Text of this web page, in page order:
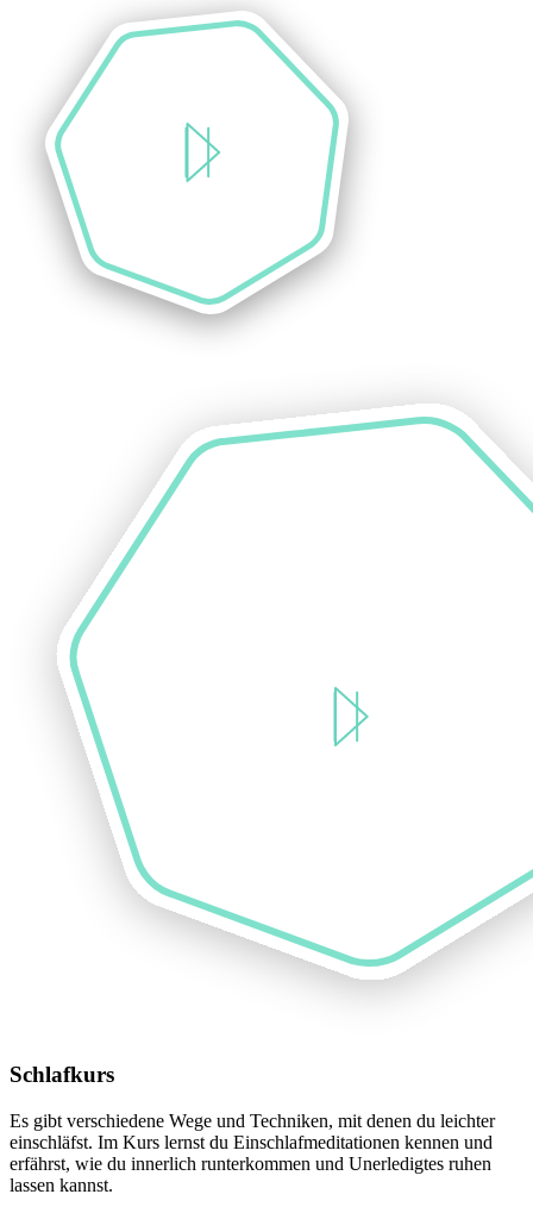
Schlafkurs
Es gibt verschiedene Wege und Techniken, mit denen du leichter
einschläfst. Im Kurs lernst du Einschlafmeditationen kennen und
erfährst, wie du innerlich runterkommen und Unerledigtes ruhen
lassen kannst.